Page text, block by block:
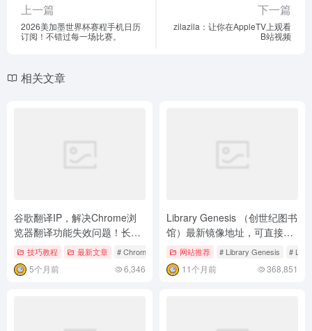
上一篇
2026美加墨世界杯赛程手机日历
订阅！不错过每一场比赛。
下一篇
zilazila：让你在AppleTV上观看
B站视频
相关文章
谷歌翻译IP，解决Chrome浏
览器翻译功能失效问题！长期
更新~技巧教程 最新文章 # Chrome # GoogleTranslateIpCheck # 谷歌翻译IP
5个月前 6,346
Library Genesis （创世纪图书
馆）最新镜像地址，可直接访
问！不逊于 Z-Library 的优质
电子书库
网站推荐 # Library Genesis #
11个月前 368,851